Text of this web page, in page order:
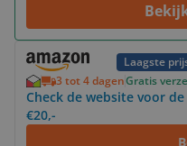
Laagste
3 tot 4 dagenGratis
Check de website voor
€20,-
Bekijk product